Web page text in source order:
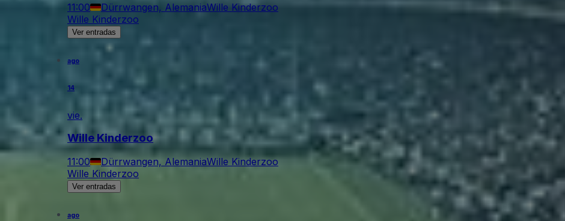
11:00 Dürrwangen, AlemaniaWille Kinderzoo
Wille Kinderzoo
Ver entradas
ago
14
vie.
Wille Kinderzoo
11:00 Dürrwangen, AlemaniaWille Kinderzoo
Wille Kinderzoo
Ver entradas
ago